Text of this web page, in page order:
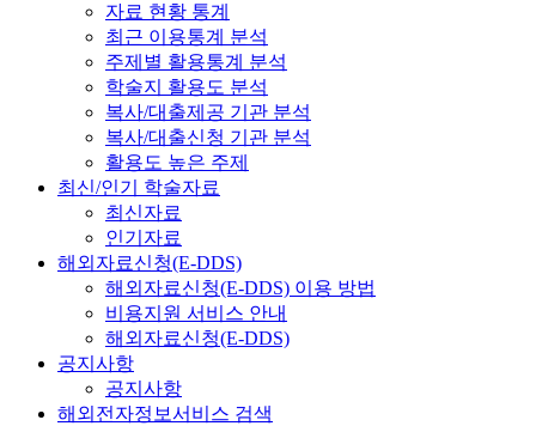
자료 현황 통계
최근 이용통계 분석
주제별 활용통계 분석
학술지 활용도 분석
복사/대출제공 기관 분석
복사/대출신청 기관 분석
활용도 높은 주제
최신/인기 학술자료
최신자료
인기자료
해외자료신청(E-DDS)
해외자료신청(E-DDS) 이용 방법
비용지원 서비스 안내
해외자료신청(E-DDS)
공지사항
공지사항
해외전자정보서비스 검색